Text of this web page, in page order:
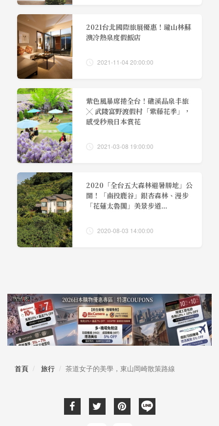
2021台北國際旅展優惠！瓏山林蘇
澳冷熱泉度假飯店
2021-11-04 20:00:00
紫色風暴席捲全台！礁溪晶泉丰旅
╳ 武陵富野渡假村「紫藤花季」，
感受秒飛日本賞花
2021-03-08 19:00:00
2020「全台五大森林避暑勝地」公
開！「南投鹿谷」銀杏森林、漫步
「花蓮太魯閣」美景步道...
2020-08-03 14:00:00
首頁 旅行 茶道女子的美學，東山岡崎散策路線